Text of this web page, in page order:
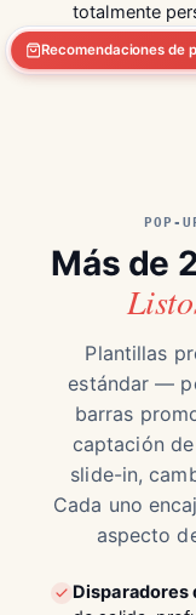
Recomendaciones de
totalmente
POP-
Más de
Plantillas
estándar —
barras
captación
slide-in,
Cada uno
aspecto